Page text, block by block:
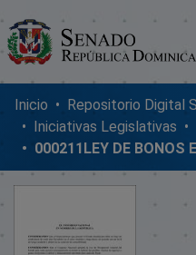
Comunidades
Glosario
Nosotros
Inicio
Iniciativas Legislativas